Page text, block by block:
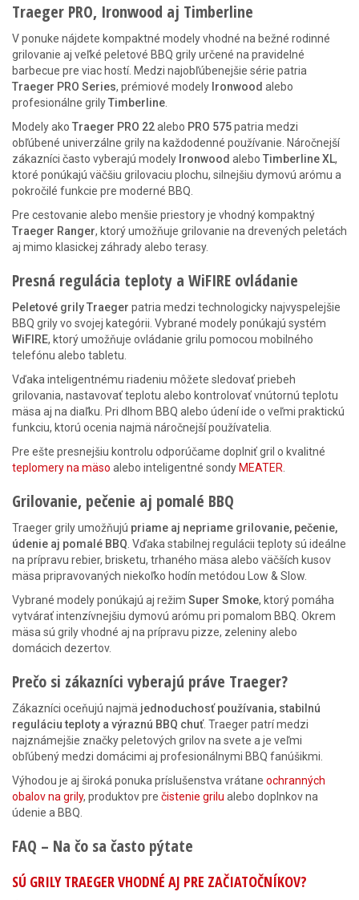
Traeger PRO, Ironwood aj Timberline
V ponuke nájdete kompaktné modely vhodné na bežné rodinné
grilovanie aj veľké peletové BBQ grily určené na pravidelné
barbecue pre viac hostí. Medzi najobľúbenejšie série patria
Traeger PRO Series, prémiové modely Ironwood alebo
profesionálne grilyTimberline
Modely ako Traeger PRO 22alebo PRO 575patria medzi
obľúbené univerzálne grily na každodenné používanie. Náročnejší
zákazníci často vyberajú modely Ironwood alebo Timberline XL,
ktoré ponúkajú väčšiu grilovaciu plochu, silnejšiu dymovú arómu a
pokročilé funkcie pre moderné BBQ.
Pre cestovanie alebo menšie priestory je vhodný kompaktný
Traeger Ranger, ktorý umožňuje grilovanie na drevených peletách
aj mimo klasickej záhrady alebo terasy.
Presná regulácia teploty a WiFIRE ovládanie
Peletové grily Traeger patria medzi technologicky najvyspelejšie
BBQ grily vo svojej kategórii. Vybrané modely ponúkajú systém
WiFIRE, ktorý umožňuje ovládanie grilu pomocou mobilného
telefónu alebo tabletu.
Vďaka inteligentnému riadeniu môžete sledovať priebeh
grilovania, nastavovať teplotu alebo kontrolovať vnútornú teplotu
mäsa aj na diaľku. Pri dlhom BBQ alebo údení ide o veľmi praktickú
funkciu, ktorú ocenia najmä náročnejší používatelia.
Pre ešte presnejšiu kontrolu odporúčame doplniť gril o kvalitné
teplomery na mäso alebo inteligentné sondy MEATER
Grilovanie, pečenie aj pomalé BBQ
Traeger grily umožňujú priame aj nepriame grilovanie, pečenie,
údenie aj pomalé BBQ . Vďaka stabilnej regulácii teploty sú ideálne
na prípravu rebier, brisketu, trhaného mäsa alebo väčších kusov
mäsa pripravovaných niekoľko hodín metódou Low & Slow.
Vybrané modely ponúkajú aj režim Super Smoke, ktorý pomáha
vytvárať intenzívnejšiu dymovú arómu pri pomalom BBQ. Okrem
mäsa sú grily vhodné aj na prípravu pizze, zeleniny alebo
domácich dezertov.
Prečo si zákazníci vyberajú práve Traeger?
Zákazníci oceňujú najmä jednoduchosť používania, stabilnú
reguláciu teploty a výraznú BBQ chuť. Traeger patrí medzi
najznámejšie značky peletových grilov na svete a je veľmi
obľúbený medzi domácimi aj profesionálnymi BBQ fanúšikmi.
Výhodou je aj široká ponuka príslušenstva vrátane ochranných
obalov na grily, produktov pre čistenie grilu alebo doplnkov na
údenie a BBQ.
FAQ – Na čo sa často pýtate
SÚ GRILY TRAEGER VHODNÉ AJ PRE ZAČIATOČNÍKOV?